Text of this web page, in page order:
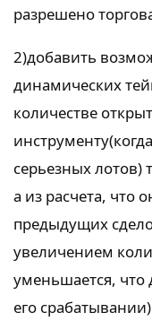
разрешено
2)добавить
динамических
количестве
серьезных лотов)
а из расчета, что
предыдущих
увеличением
уменьшается, что
его